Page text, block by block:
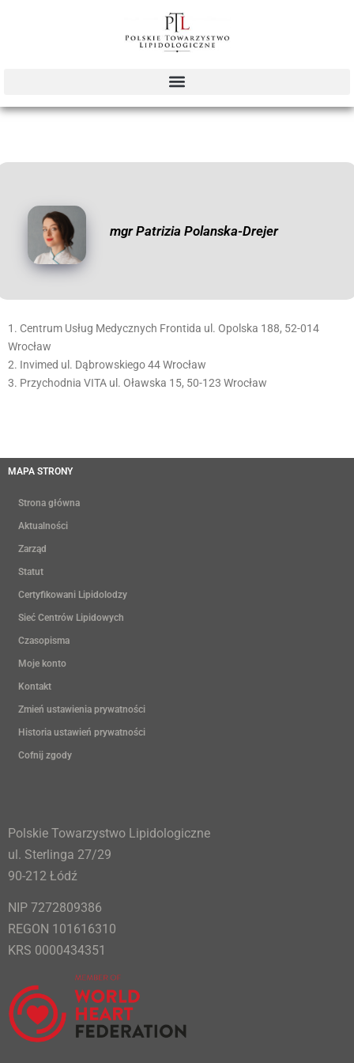
mgr Patrizia Polanska-Drejer
1. Centrum Usług Medycznych Frontida ul. Opolska 188, 52-014
Wrocław
2. Invimed ul. Dąbrowskiego 44 Wrocław
3. Przychodnia VITA ul. Oławska 15, 50-123 Wrocław
MAPA STRONY
Strona główna
Aktualności
Zarząd
Statut
Certyfikowani Lipidolodzy
Sieć Centrów Lipidowych
Czasopisma
Moje konto
Kontakt
Zmień ustawienia prywatności
Historia ustawień prywatności
Cofnij zgody
Polskie Towarzystwo Lipidologiczne
ul. Sterlinga 27/29
90-212 Łódź
NIP 7272809386
REGON 101616310
KRS 0000434351